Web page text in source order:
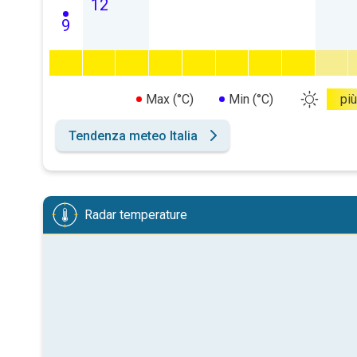
9
12
Max (°C) Min (°C) più
Tendenza meteo Italia
Radar temperature